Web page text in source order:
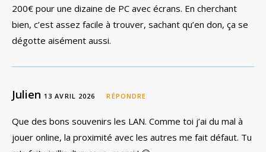
200€ pour une dizaine de PC avec écrans. En cherchant
bien, c’est assez facile à trouver, sachant qu’en don, ça se
dégotte aisément aussi.
Julien 13 AVRIL 2026 RÉPONDRE
Que des bons souvenirs les LAN. Comme toi j’ai du mal à
jouer online, la proximité avec les autres me fait défaut. Tu